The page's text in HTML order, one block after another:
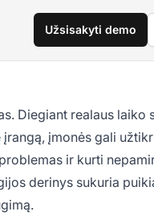
Užsisakyti demo
Diegiant realaus laiko
įmonės gali
ir kurti
derinys sukuria